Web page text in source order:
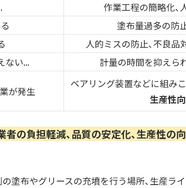
作業工程の簡略化、
塗布量過多の防止
人的ミスの防止、不良品
ない...
計量の時間を抑えら
が発生
ベアリング装置などに組み
生産性
者の負担軽減、品質の安定化、生産性の
塗布やグリースの充墳を行う場所、生産ライ